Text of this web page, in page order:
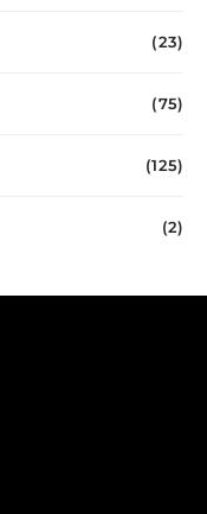
(23)
(75)
(125)
(2)